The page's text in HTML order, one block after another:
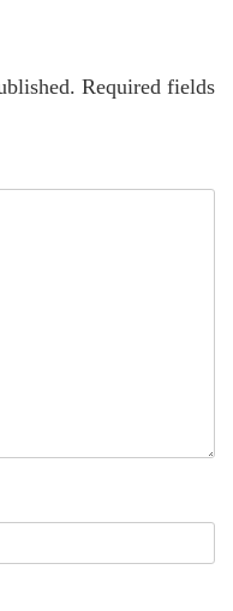
Required fields